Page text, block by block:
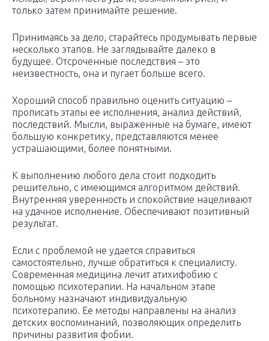
только затем принимайте решение.
Принимаясь за дело, старайтесь продумывать первые
несколько этапов. Не заглядывайте далеко в
будущее. Отсроченные последствия – это
неизвестность, она и пугает больше всего.
Хороший способ правильно оценить ситуацию –
прописать этапы ее исполнения, анализ действий,
последствий. Мысли, выраженные на бумаге, имеют
большую конкретику, представляются менее
устрашающими, более понятными.
К выполнению любого дела стоит подходить
решительно, с имеющимся алгоритмом действий.
Внутренняя уверенность и спокойствие нацеливают
на удачное исполнение. Обеспечивают позитивный
результат.
Если с проблемой не удается справиться
самостоятельно, лучше обратиться к специалисту.
Современная медицина лечит атихифобию с
помощью психотерапии. На начальном этапе
больному назначают индивидуальную
психотерапию. Ее методы направлены на анализ
детских воспоминаний, позволяющих определить
причины развития фобии.